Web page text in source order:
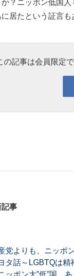
？ニッポン低国
居たという証言
の記事は会員限定
記事
よりも、ニッポ
タ話～LGBTQは精
ポン大”低”国、